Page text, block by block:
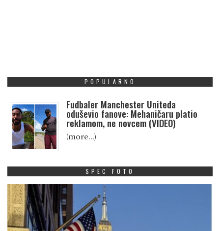
POPULARNO
Fudbaler Manchester Uniteda
oduševio fanove: Mehaničaru platio
reklamom, ne novcem (VIDEO)
(more…)
SPEC FOTO